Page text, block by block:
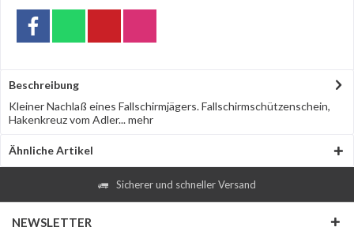
Beschreibung
Kleiner Nachlaß eines Fallschirmjägers. Fallschirmschützenschein,
Hakenkreuz vom Adler...mehr
Ähnliche Artikel
Sicherer und schneller Versand
NEWSLETTER